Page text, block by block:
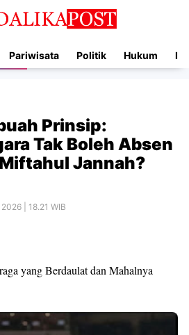
Pariwisata Politik Hukum
Prinsip:
Tak Boleh Absen
Jannah?
| 18.21 WIB
yang Berdaulat dan Mahalnya